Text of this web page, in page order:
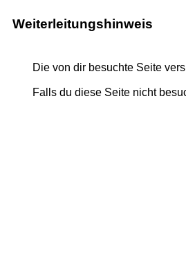
Weiterleitungshinweis
Die von dir besuchte Seite
Falls du diese Seite nicht